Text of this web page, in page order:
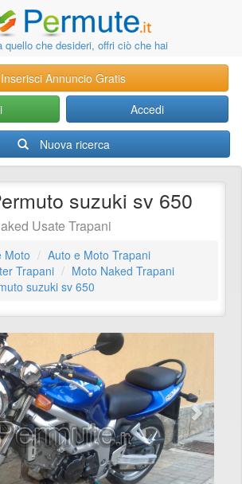
quello che desideri, offri ciò che hai
Inserisci Annuncio Gratis
Accedi
Nuova ricerca
suzuki sv 650
Usate Trapani
Moto
Auto e Moto Trapani
Trapani
Moto Naked Trapani
suzuki sv 650